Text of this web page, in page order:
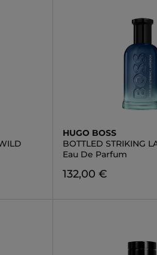
HUGO BOSS
BOTTLED STRIKING
Eau De Parfum
132,00 €